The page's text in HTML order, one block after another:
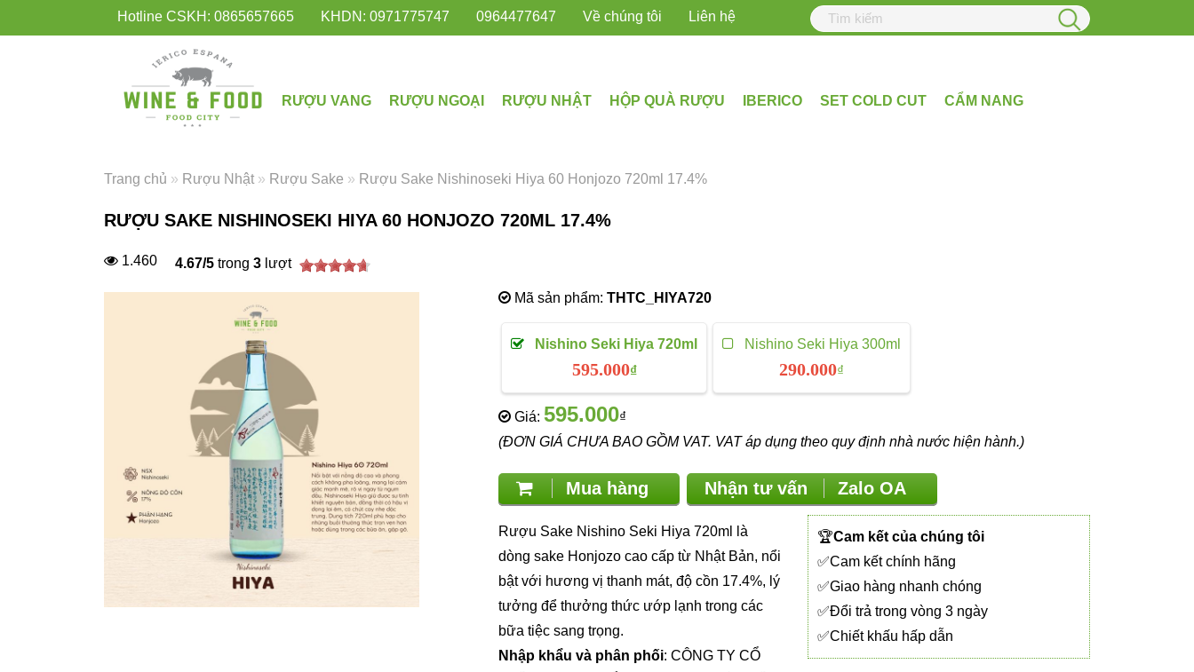
Hotline CSKH: 0865657665 KHDN: 0971775747 0964477647 Về chúng tôi Liên hệ
RƯỢU VANG RƯỢU NGOẠI RƯỢU NHẬT HỘP QUÀ RƯỢU IBERICO SET COLD CUT CẨM NANG
Trang chủ » Rượu Nhật » Rượu Sake » Rượu Sake Nishinoseki Hiya 60 Honjozo 720ml 17.4%
RƯỢU SAKE NISHINOSEKI HIYA 60 HONJOZO 720ML 17.4%
1.460 4.67/5 trong 3 lượt
Mã sản phẩm: THTC_HIYA720
Nishino Seki Hiya 720ml
595.000₫
Nishino Seki Hiya 300ml
290.000₫
Giá: 595.000₫
(ĐƠN GIÁ CHƯA BAO GỒM VAT. VAT áp dụng theo quy định nhà nước hiện hành.)
Mua hàng Nhận tư vấn Zalo OA
Rượu Sake Nishino Seki Hiya 720ml là
dòng sake Honjozo cao cấp từ Nhật Bản, nổi
bật với hương vị thanh mát, độ cồn 17.4%, lý
tưởng để thưởng thức ướp lạnh trong các
bữa tiệc sang trọng.
Nhập khẩu và phân phối: CÔNG TY CỔ
🏆Cam kết của chúng tôi
✅Cam kết chính hãng
✅Giao hàng nhanh chóng
✅Đổi trả trong vòng 3 ngày
✅Chiết khấu hấp dẫn